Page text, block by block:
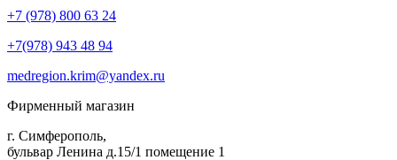
+7 (978) 800 63 24
+7(978) 943 48 94
medregion.krim@yandex.ru
Фирменный магазин
г. Симферополь,
бульвар Ленина д.15/1 помещение 1